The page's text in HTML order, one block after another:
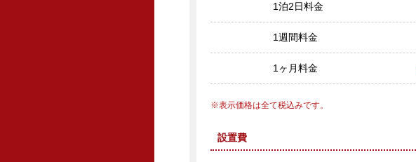
1泊2日料金
1週間料金
1ヶ月料金
表示価格は全て税込みです。
設置費